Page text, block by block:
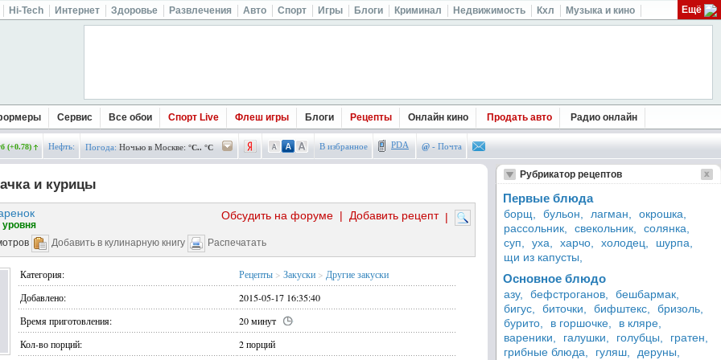
Hi-Tech Интернет Здоровье Развлечения Авто Спорт Игры Блоги Криминал Недвижимость Кхл Музыка и кино Ещё
Сервис Все обои Спорт Live Флеш игры Блоги Рецепты Онлайн кино Продать авто Радио онлайн
(+0.78) Нефть: Погода: Ночью в Москве: °C.. °C В избранное PDA @ - Почта
и курицы
|
Добавить рецепт
|
Обсудить на форуме
уровня
Добавить в кулинарную книгу Распечатать
Категория: Рецепты > Закуски > Другие закуски
Добавлено:
2015-05-17 16:35:40
Время приготовления:
20 минут
Кол-во порций:
2 порций
Рубрикатор рецептов
Первые блюда
борщ, бульон, лагман,
окрошка,
рассольник,
свекольник,
солянка,
суп,
уха, харчо, холодец,
шурпа,
щи из капусты,
Основное блюдо
азу, бефстроганов,
бешбармак,
бигус,
биточки, бифштекс,
бризоль,
бурито,
в горшочке,
в кляре,
вареники,
галушки, голубцы,
гратен,
грибные блюда,
гуляш, деруны,